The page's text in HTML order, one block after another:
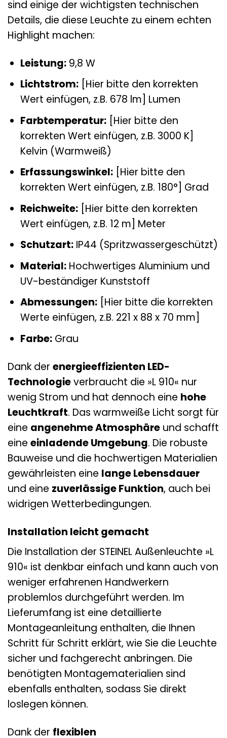
sind einige der wichtigsten technischen
Details, die diese Leuchte zu einem echten
Highlight machen:
Leistung:9,8 W
Lichtstrom:[Hier bitte den korrekten
Wert einfügen, z.B. 678 lm] Lumen
Farbtemperatur:[Hier bitte den
korrekten Wert einfügen, z.B. 3000 K]
Kelvin (Warmweiß)
Erfassungswinkel:[Hier bitte den
korrekten Wert einfügen, z.B. 180°] Grad
Reichweite:[Hier bitte den korrekten
Wert einfügen, z.B. 12 m] Meter
Schutzart:IP44 (Spritzwassergeschützt)
Material:Hochwertiges Aluminium und
UV-beständiger Kunststoff
Abmessungen:[Hier bitte die korrekten
Werte einfügen, z.B. 221 x 88 x 70 mm]
Farbe:Grau
Dank der energieeffizienten LED-
Technologieverbraucht die »L 910« nur
wenig Strom und hat dennoch eine hohe
Leuchtkraft. Das warmweiße Licht sorgt für
eine angenehme Atmosphäre und schafft
eine einladende Umgebung. Die robuste
Bauweise und die hochwertigen Materialien
gewährleisten eine lange Lebensdauer
und eine zuverlässige Funktion, auch bei
widrigen Wetterbedingungen.
Installation leicht gemacht
Die Installation der STEINEL Außenleuchte »L
910« ist denkbar einfach und kann auch von
weniger erfahrenen Handwerkern
problemlos durchgeführt werden. Im
Lieferumfang ist eine detaillierte
Montageanleitung enthalten, die Ihnen
Schritt für Schritt erklärt, wie Sie die Leuchte
sicher und fachgerecht anbringen. Die
benötigten Montagematerialien sind
ebenfalls enthalten, sodass Sie direkt
loslegen können.
Dank der flexiblen